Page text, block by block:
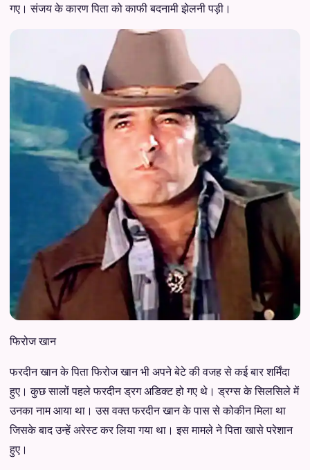
गए। संजय के कारण पिता को काफी बदनामी झेलनी पड़ी।
फिरोज खान
फरदीन खान के पिता फिरोज खान भी अपने बेटे की वजह से कई बार शर्मिंदा
हुए। कुछ सालों पहले फरदीन ड्रग अडिक्ट हो गए थे। ड्रग्स के सिलसिले में
उनका नाम आया था। उस वक्त फरदीन खान के पास से कोकीन मिला था
जिसके बाद उन्हें अरेस्ट कर लिया गया था। इस मामले ने पिता खासे परेशान
हुए।